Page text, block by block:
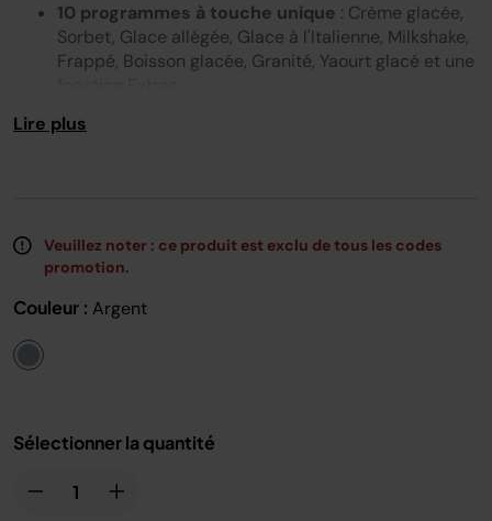
Lien
sur
la
même
10 programmes à touche unique : Crème glacée,
Sorbet, Glace allégée, Glace à l'Italienne, Milkshake,
Frappé, Boisson glacée, Granité, Yaourt glacé et une
709 ml et un peu de préparation, vous pouvez
Dimensions : L : 30,5 cm x H : 42,39 cm x l : 21,38
cm.Poids
1
* par rapport à la Ninja CREAMi originale
Lire plus
Veuillez noter : ce produit est exclu de tous les codes
promotion.
Couleur : Argent
Sélectionner la quantité